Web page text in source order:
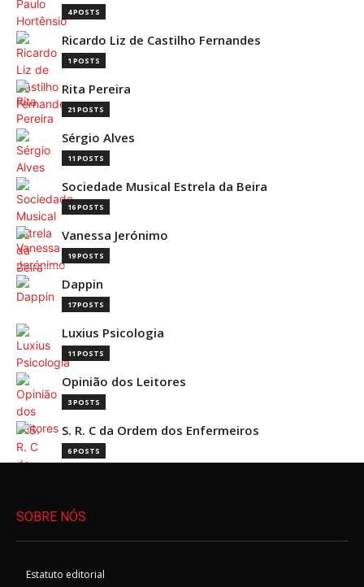
4 POSTS
Ricardo Liz de Castilho Fernandes
1 POSTS
Rita Pereira
21 POSTS
Sérgio Alves
11 POSTS
Sociedade Musical Estrela da Beira
16 POSTS
Vanessa Jerónimo
19 POSTS
Dappin
17 POSTS
Luxius Psicologia
11 POSTS
Opinião dos Leitores
3 POSTS
S. R. C da Ordem dos Enfermeiros
6 POSTS
SOBRE NÓS
Estatuto editorial